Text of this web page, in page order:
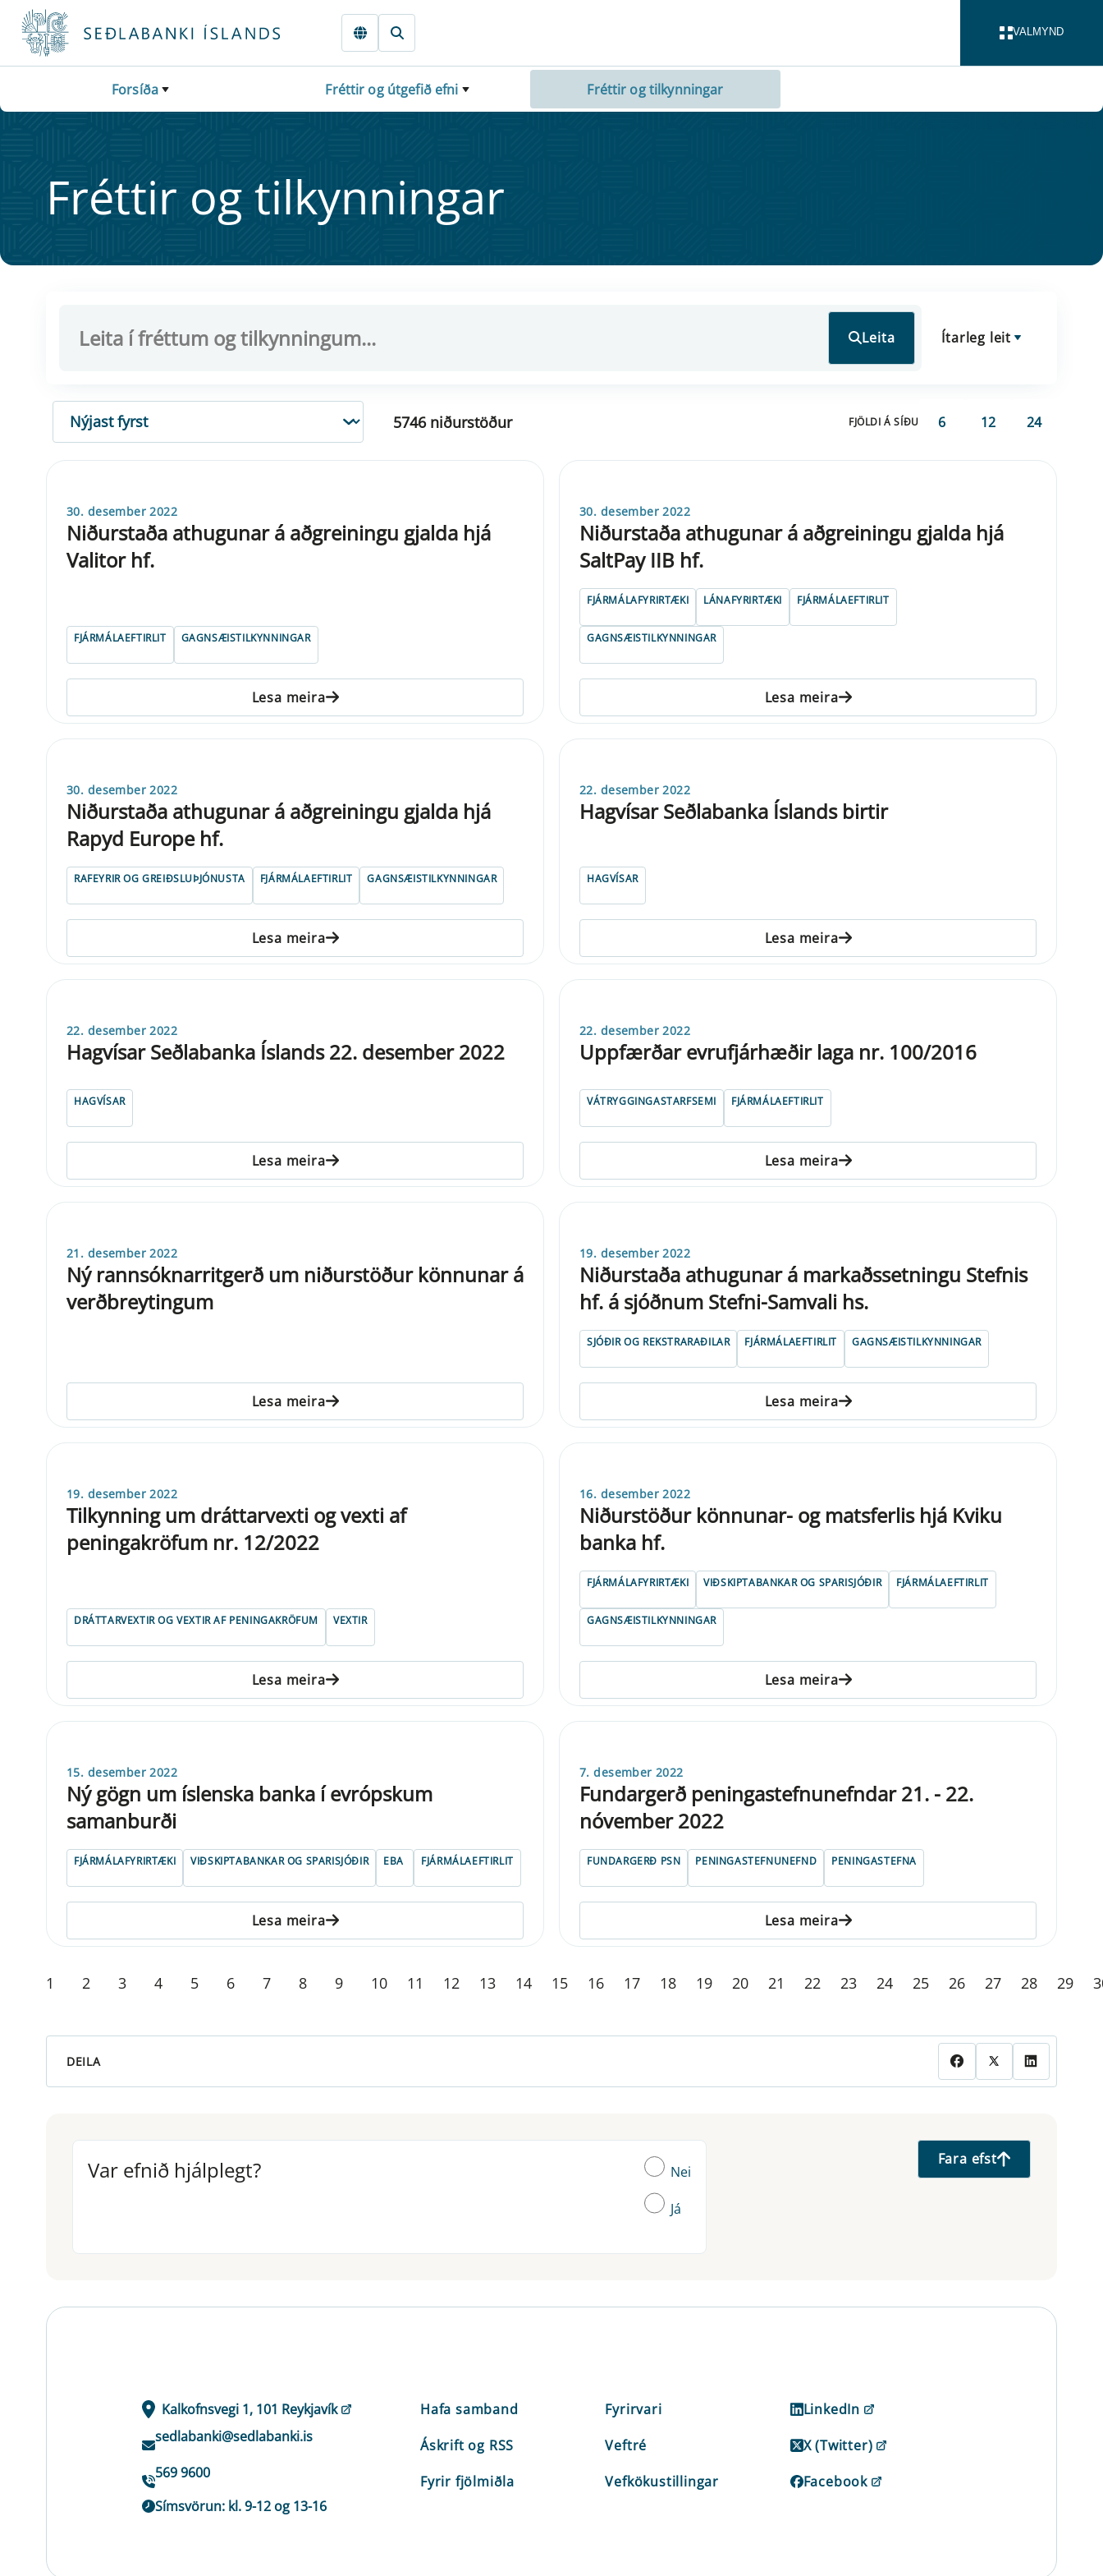
Fara beint í Meginmál
VALMYND
Forsíða Fréttir og útgefið efni Fréttir og tilkynningar
Frétt­ir og til­kynn­ing­ar
Leita Ítarleg leit
RÖÐUN
5746 niðurstöður FJÖLDI Á SÍÐU 6 12 24
30. desember 2022
Niðurstaða athugunar á aðgreiningu gjalda hjá
Valitor hf.
FJÁRMÁLAEFTIRLIT GAGNSÆISTILKYNNINGAR
Lesa meira
30. desember 2022
Niðurstaða athugunar á aðgreiningu gjalda hjá
SaltPay IIB hf.
FJÁRMÁLAFYRIRTÆKI LÁNAFYRIRTÆKI FJÁRMÁLAEFTIRLIT
GAGNSÆISTILKYNNINGAR
Lesa meira
30. desember 2022
Niðurstaða athugunar á aðgreiningu gjalda hjá
Rapyd Europe hf.
RAFEYRIR OG GREIÐSLUÞJÓNUSTA FJÁRMÁLAEFTIRLIT GAGNSÆISTILKYNNINGAR
Lesa meira
22. desember 2022
Hagvísar Seðlabanka Íslands birtir
HAGVÍSAR
Lesa meira
22. desember 2022
Hagvísar Seðlabanka Íslands 22. desember 2022
HAGVÍSAR
Lesa meira
22. desember 2022
Uppfærðar evrufjárhæðir laga nr. 100/2016
VÁTRYGGINGASTARFSEMI FJÁRMÁLAEFTIRLIT
Lesa meira
21. desember 2022
Ný rannsóknarritgerð um niðurstöður könnunar á
verðbreytingum
Lesa meira
19. desember 2022
Niðurstaða athugunar á markaðssetningu Stefnis
hf. á sjóðnum Stefni-Samvali hs.
SJÓÐIR OG REKSTRARAÐILAR FJÁRMÁLAEFTIRLIT GAGNSÆISTILKYNNINGAR
Lesa meira
19. desember 2022
Tilkynning um dráttarvexti og vexti af
peningakröfum nr. 12/2022
DRÁTTARVEXTIR OG VEXTIR AF PENINGAKRÖFUM VEXTIR
Lesa meira
16. desember 2022
Niðurstöður könnunar- og matsferlis hjá Kviku
banka hf.
FJÁRMÁLAFYRIRTÆKI VIÐSKIPTABANKAR OG SPARISJÓÐIR FJÁRMÁLAEFTIRLIT
GAGNSÆISTILKYNNINGAR
Lesa meira
15. desember 2022
Ný gögn um íslenska banka í evrópskum
samanburði
FJÁRMÁLAFYRIRTÆKI VIÐSKIPTABANKAR OG SPARISJÓÐIR EBA FJÁRMÁLAEFTIRLIT
Lesa meira
7. desember 2022
Fundargerð peningastefnunefndar 21. - 22.
nóvember 2022
FUNDARGERÐ PSN PENINGASTEFNUNEFND PENINGASTEFNA
Lesa meira
1 2 3 4 5 6 7 8 9 10 11 12 13 14 15 16 17 18 19 20 21 22 23 24 25 26 27 28 29
DEILA
Var efnið hjálplegt?
Var efnið hjálplegt? Nei
Já
Fara efst
Kalkofnsvegi 1, 101 Reykjavík
sedlabanki@sedlabanki.is
569 9600
Símsvörun: kl. 9-12 og 13-16
Hafa samband
Áskrift og RSS
Fyrir fjölmiðla
Fyrirvari
Veftré
Vefkökustillingar
LinkedIn
X (Twitter)
Facebook